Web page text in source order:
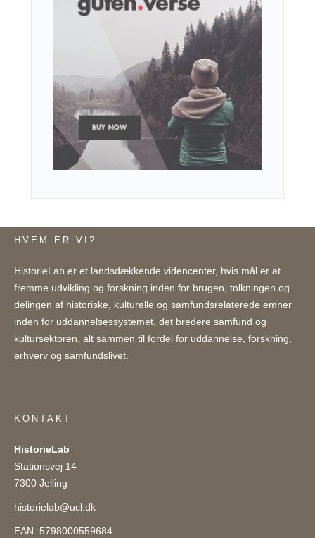
HVEM ER VI?
HistorieLab er et landsdækkende videncenter, hvis mål er at
fremme udvikling og forskning inden for brugen, tolkningen og
delingen af historiske, kulturelle og samfundsrelaterede emner
inden for uddannelsessystemet, det bredere samfund og
kultursektoren, alt sammen til fordel for uddannelse, forskning,
erhverv og samfundslivet.
KONTAKT
HistorieLab
Stationsvej 14
7300 Jelling
historielab@ucl.dk
EAN: 5798000559684